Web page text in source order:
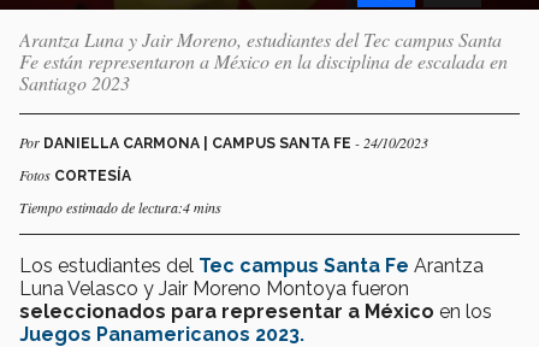
Arantza Luna y Jair Moreno, estudiantes del Tec campus Santa
Fe están representaron a México en la disciplina de escalada en
Santiago 2023
Por DANIELLA CARMONA | CAMPUS SANTA FE - 24/10/2023
Fotos CORTESÍA
Tiempo estimado de lectura:4 mins
Los estudiantes del Tec campus Santa Fe Arantza
Luna Velasco y Jair Moreno Montoya fueron
seleccionados para representar a México en los
Juegos Panamericanos 2023.